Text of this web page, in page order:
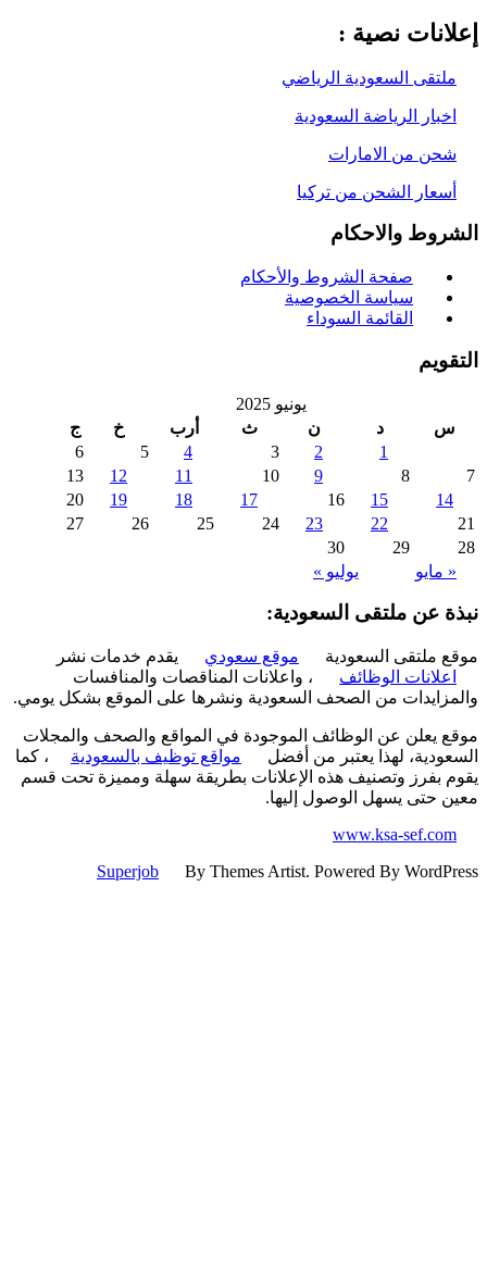
نصية :
السعودية الرياضي
الرياضة السعودية
من الامارات
الشحن من تركيا
والاحكام
صفحة الشروط والأحكام
سياسة الخصوصية
القائمة السوداء
يونيو 2025
ج
13
16
20
24
مايو
يوليو »
عن ملتقى السعودية:
ملتقى السعودية موقع سعودي
يقدم خدمات نشر
الوظائف
، واعلانات المناقصات والمنافسات
من الصحف السعودية ونشرها على الموقع بشكل يومي.
يعلن عن الوظائف الموجودة في المواقع والصحف والمجلات
لهذا يعتبر من أفضل
مواقع توظيف بالسعودية
، كما
بفرز وتصنيف هذه الإعلانات بطريقة سهلة ومميزة تحت قسم
حتى يسهل الوصول إليها.
www.ksa-
Superjob
By Themes Artist. Powered By